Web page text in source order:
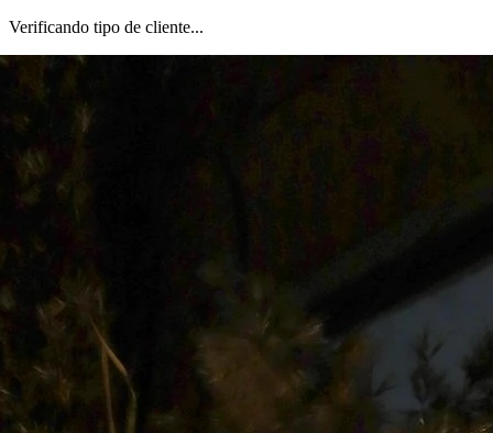
Verificando tipo de cliente...